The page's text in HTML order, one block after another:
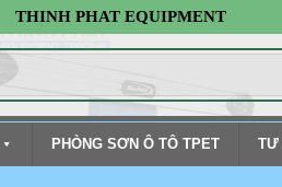
THINH PHAT EQUIPMENT
PHÒNG SƠN Ô TÔ TPET TƯ